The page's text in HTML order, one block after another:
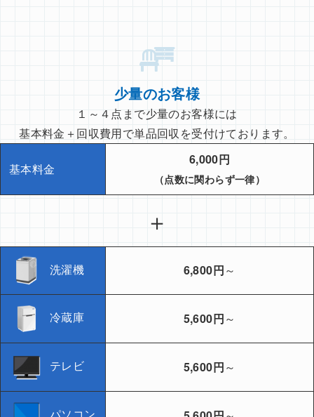
少量のお客様
１～４点まで少量のお客様には
基本料金＋回収費用で単品回収を受付けております。
基本料金
6,000円
（点数に関わらず一律）
＋
洗濯機 6,800円～
冷蔵庫 5,600円～
テレビ 5,600円～